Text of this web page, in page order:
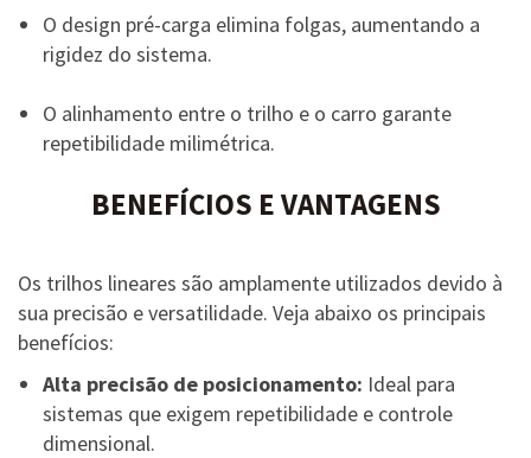
O design pré-carga elimina folgas, aumentando a
rigidez do sistema.
O alinhamento entre o trilho e o carro garante
repetibilidade milimétrica.
BENEFÍCIOS E VANTAGENS
Os trilhos lineares são amplamente utilizados devido à
sua precisão e versatilidade. Veja abaixo os principais
benefícios:
Alta precisão de posicionamento: Ideal para
sistemas que exigem repetibilidade e controle
dimensional.